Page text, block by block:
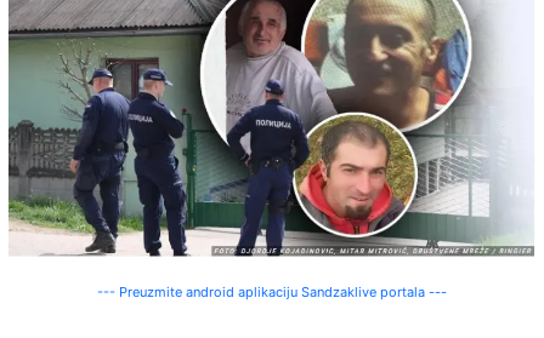
--- Preuzmite android aplikaciju Sandzaklive portala ---